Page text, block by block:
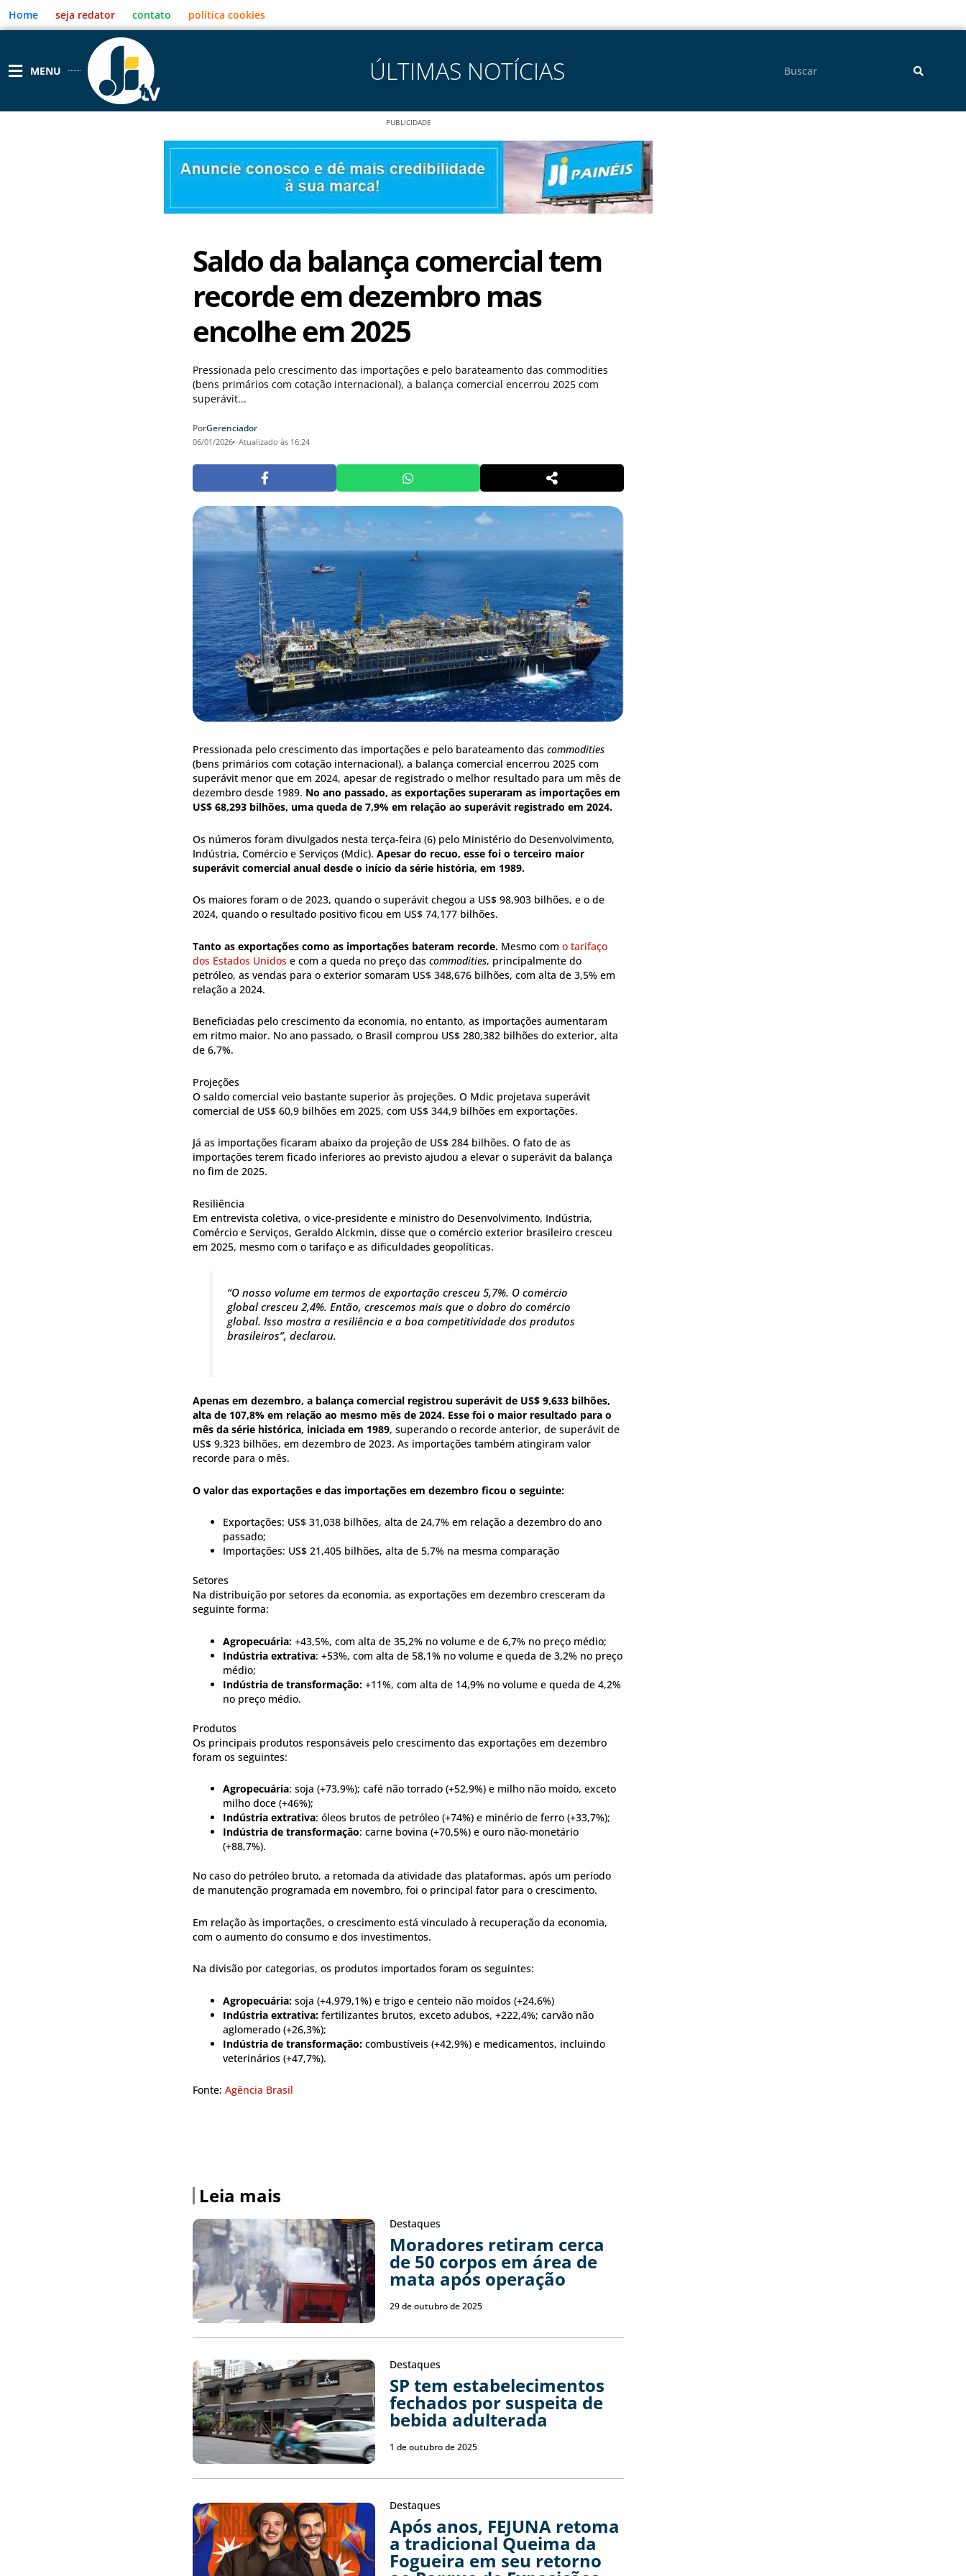
para
o
Home seja redator contato política cookies
MENU ÚLTIMAS NOTÍCIAS
PUBLICIDADE
Saldo da balança comercial tem
recorde em dezembro mas
encolhe em 2025
Pressionada pelo crescimento das importações e pelo barateamento das commodities
(bens primários com cotação internacional), a balança comercial encerrou 2025 com
superávit...
PorGerenciador
06/01/2026 Atualizado às 16:24
Pressionada pelo crescimento das importações e pelo barateamento das commodities
(bens primários com cotação internacional), a balança comercial encerrou 2025 com
superávit menor que em 2024, apesar de registrado o melhor resultado para um mês de
dezembro desde 1989. No ano passado, as exportações superaram as importações em
US$ 68,293 bilhões, uma queda de 7,9% em relação ao superávit registrado em 2024.
Os números foram divulgados nesta terça-feira (6) pelo Ministério do Desenvolvimento,
Indústria, Comércio e Serviços (Mdic). Apesar do recuo, esse foi o terceiro maior
superávit comercial anual desde o início da série história, em 1989.
Os maiores foram o de 2023, quando o superávit chegou a US$ 98,903 bilhões, e o de
2024, quando o resultado positivo ficou em US$ 74,177 bilhões.
Tanto as exportações como as importações bateram recorde. Mesmo com o tarifaço
dos Estados Unidos e com a queda no preço das commodities, principalmente do
petróleo, as vendas para o exterior somaram US$ 348,676 bilhões, com alta de 3,5% em
relação a 2024.
Beneficiadas pelo crescimento da economia, no entanto, as importações aumentaram
em ritmo maior. No ano passado, o Brasil comprou US$ 280,382 bilhões do exterior, alta
de 6,7%.
Projeções
O saldo comercial veio bastante superior às projeções. O Mdic projetava superávit
comercial de US$ 60,9 bilhões em 2025, com US$ 344,9 bilhões em exportações.
Já as importações ficaram abaixo da projeção de US$ 284 bilhões. O fato de as
importações terem ficado inferiores ao previsto ajudou a elevar o superávit da balança
no fim de 2025.
Resiliência
Em entrevista coletiva, o vice-presidente e ministro do Desenvolvimento, Indústria,
Comércio e Serviços, Geraldo Alckmin, disse que o comércio exterior brasileiro cresceu
em 2025, mesmo com o tarifaço e as dificuldades geopolíticas.
“O nosso volume em termos de exportação cresceu 5,7%. O comércio
global cresceu 2,4%. Então, crescemos mais que o dobro do comércio
global. Isso mostra a resiliência e a boa competitividade dos produtos
brasileiros”, declarou.
Apenas em dezembro, a balança comercial registrou superávit de US$ 9,633 bilhões,
alta de 107,8% em relação ao mesmo mês de 2024. Esse foi o maior resultado para o
mês da série histórica, iniciada em 1989, superando o recorde anterior, de superávit de
US$ 9,323 bilhões, em dezembro de 2023. As importações também atingiram valor
recorde para o mês.
O valor das exportações e das importações em dezembro ficou o seguinte:
Exportações: US$ 31,038 bilhões, alta de 24,7% em relação a dezembro do ano
passado;
Importações: US$ 21,405 bilhões, alta de 5,7% na mesma comparação
Setores
Na distribuição por setores da economia, as exportações em dezembro cresceram da
seguinte forma:
Agropecuária: +43,5%, com alta de 35,2% no volume e de 6,7% no preço médio;
Indústria extrativa: +53%, com alta de 58,1% no volume e queda de 3,2% no preço
médio;
Indústria de transformação: +11%, com alta de 14,9% no volume e queda de 4,2%
no preço médio.
Produtos
Os principais produtos responsáveis pelo crescimento das exportações em dezembro
foram os seguintes:
Agropecuária: soja (+73,9%); café não torrado (+52,9%) e milho não moído, exceto
milho doce (+46%);
Indústria extrativa: óleos brutos de petróleo (+74%) e minério de ferro (+33,7%);
Indústria de transformação: carne bovina (+70,5%) e ouro não-monetário
(+88,7%).
No caso do petróleo bruto, a retomada da atividade das plataformas, após um período
de manutenção programada em novembro, foi o principal fator para o crescimento.
Em relação às importações, o crescimento está vinculado à recuperação da economia,
com o aumento do consumo e dos investimentos.
Na divisão por categorias, os produtos importados foram os seguintes:
Agropecuária: soja (+4.979,1%) e trigo e centeio não moídos (+24,6%)
Indústria extrativa: fertilizantes brutos, exceto adubos, +222,4%; carvão não
aglomerado (+26,3%);
Indústria de transformação: combustíveis (+42,9%) e medicamentos, incluindo
veterinários (+47,7%).
Fonte: Agência Brasil
Leia mais
Destaques
Moradores retiram cerca
de 50 corpos em área de
mata após operação
29 de outubro de 2025
Destaques
SP tem estabelecimentos
fechados por suspeita de
bebida adulterada
1 de outubro de 2025
Destaques
Após anos, FEJUNA retoma
a tradicional Queima da
Fogueira em seu retorno